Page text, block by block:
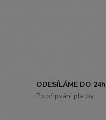
ODESÍLÁME DO 24h
Po připsání platby